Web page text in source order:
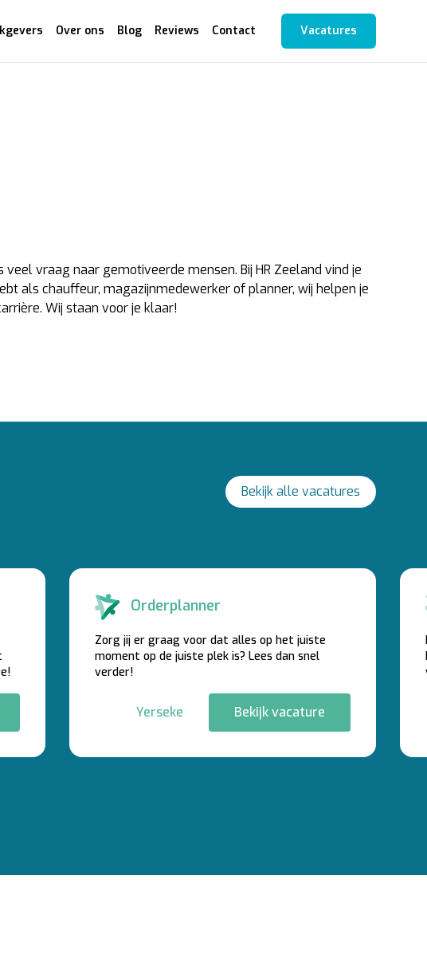
Over ons Blog Reviews Contact Vacatures
vraag naar gemotiveerde mensen. Bij HR Zeeland vind je
als chauffeur, magazijnmedewerker of planner, wij helpen je
Wij staan voor je klaar!
Bekijk alle vacatures
Orderplanner
Zorg jij er graag voor dat alles op het juiste
moment op de juiste plek is? Lees dan snel
verder!
Yerseke Bekijk vacature